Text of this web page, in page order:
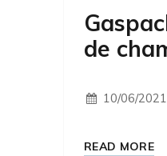
de
10/06/2021
READ MORE